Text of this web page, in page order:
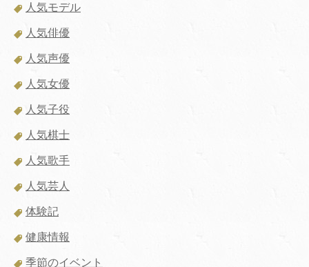
人気モデル
人気俳優
人気声優
人気女優
人気子役
人気棋士
人気歌手
人気芸人
体験記
健康情報
季節のイベント